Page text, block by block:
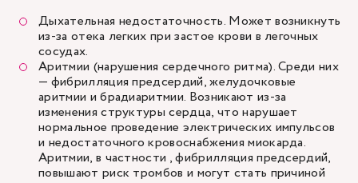
Дыхательная недостаточность. Может возникнуть
из-за отека легких при застое крови в легочных
сосудах.
Аритмии (нарушения сердечного ритма). Среди них
— фибрилляция предсердий, желудочковые
аритмии и брадиаритмии. Возникают из-за
изменения структуры сердца, что нарушает
нормальное проведение электрических импульсов
и недостаточного кровоснабжения миокарда.
Аритмии, в частности , фибрилляция предсердий,
повышают риск тромбов и могут стать причиной